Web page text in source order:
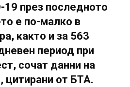
19 през последното
е по-малко в
както и за 563
период при
сочат данни на
цитирани от БТА.